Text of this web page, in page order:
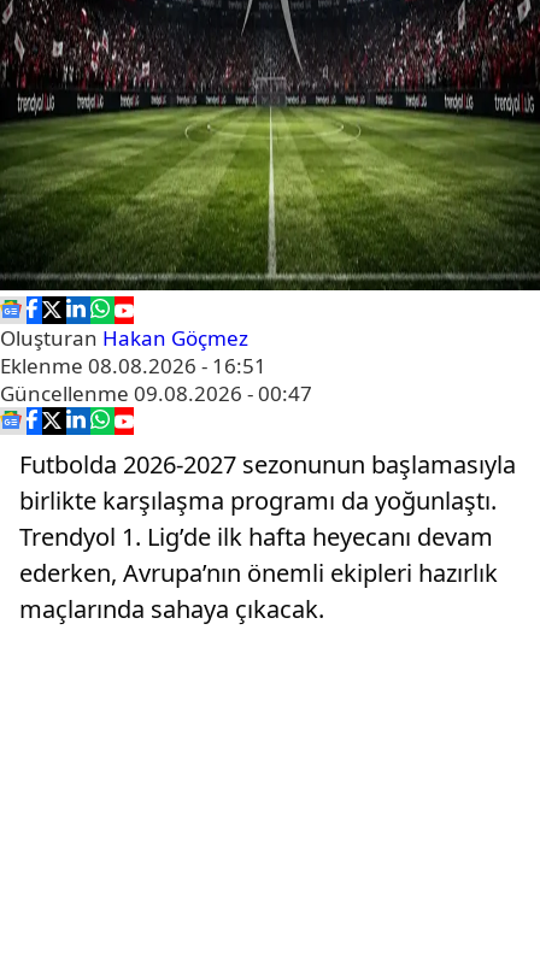
Oluşturan Hakan Göçmez
Eklenme 08.08.2026 - 16:51
Güncellenme 09.08.2026 - 00:47
Futbolda 2026-2027 sezonunun başlamasıyla
birlikte karşılaşma programı da yoğunlaştı.
Trendyol 1. Lig’de ilk hafta heyecanı devam
ederken, Avrupa’nın önemli ekipleri hazırlık
maçlarında sahaya çıkacak.